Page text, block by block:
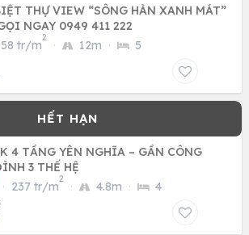
THỰ VIEW “SÔNG HÀN XANH MÁT”
NGAY 0949 411 222
58 tr/m
2
· 12m · 5
4 TẦNG YÊN NGHĨA – GẦN CÔNG
3 THẾ HỆ
· 237 tr/m
2
· 4.8m · 4